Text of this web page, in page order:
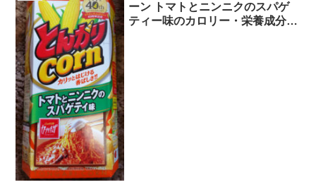
ーン トマトとニンニクのスパゲ
ティー味のカロリー・栄養成分